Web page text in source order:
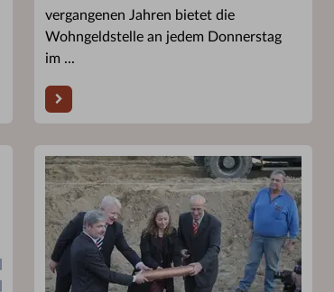
vergangenen Jahren bietet die
Wohngeldstelle an jedem Donnerstag
im ...